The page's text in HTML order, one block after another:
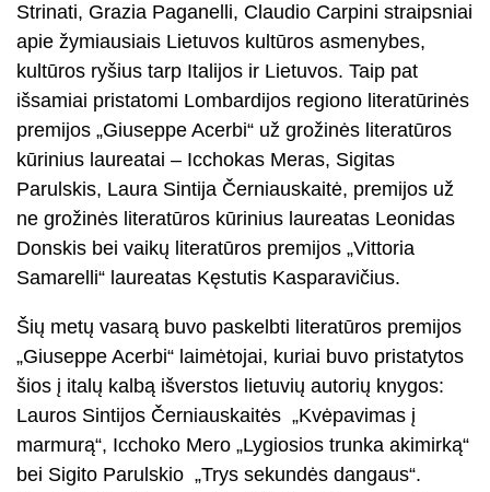
Strinati, Grazia Paganelli, Claudio Carpini straipsniai
apie žymiausiais Lietuvos kultūros asmenybes,
kultūros ryšius tarp Italijos ir Lietuvos. Taip pat
išsamiai pristatomi Lombardijos regiono literatūrinės
premijos „Giuseppe Acerbi“ už grožinės literatūros
kūrinius laureatai – Icchokas Meras, Sigitas
Parulskis, Laura Sintija Černiauskaitė, premijos už
ne grožinės literatūros kūrinius laureatas Leonidas
Donskis bei vaikų literatūros premijos „Vittoria
Samarelli“ laureatas Kęstutis Kasparavičius.
Šių metų vasarą buvo paskelbti literatūros premijos
„Giuseppe Acerbi“ laimėtojai, kuriai buvo pristatytos
šios į italų kalbą išverstos lietuvių autorių knygos:
Lauros Sintijos Černiauskaitės „Kvėpavimas į
marmurą“, Icchoko Mero „Lygiosios trunka akimirką“
bei Sigito Parulskio „Trys sekundės dangaus“.